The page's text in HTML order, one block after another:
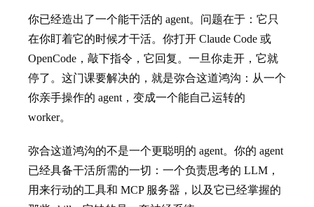
你已经造出了一个能干活的 agent。问题在于：它只
在你盯着它的时候才干活。你打开 Claude Code 或
OpenCode，敲下指令，它回复。一旦你走开，它就
停了。这门课要解决的，就是弥合这道鸿沟：从一个
你亲手操作的 agent，变成一个能自己运转的
worker。
弥合这道鸿沟的不是一个更聪明的 agent。你的 agent
已经具备干活所需的一切：一个负责思考的 LLM，
用来行动的工具和 MCP 服务器，以及它已经掌握的